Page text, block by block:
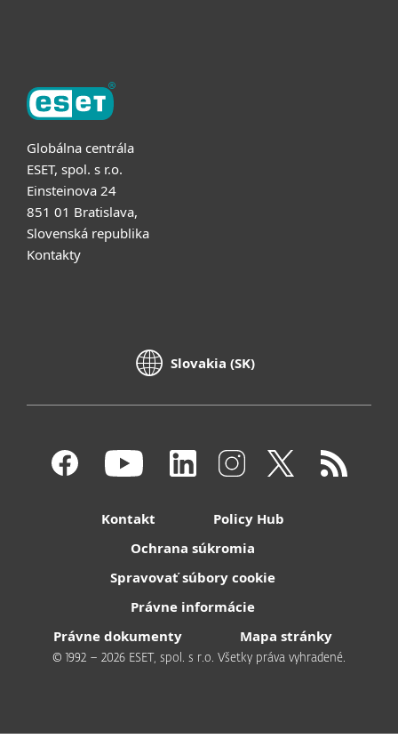
Globálna centrála
ESET, spol. s r.o.
Einsteinova 24
851 01 Bratislava,
Slovenská republika
Kontakty
Slovakia (SK)
Kontakt
Policy Hub
Ochrana súkromia
Spravovať súbory cookie
Právne informácie
Právne dokumenty
Mapa stránky
© 1992 – 2026 ESET, spol. s r.o. Všetky práva vyhradené.